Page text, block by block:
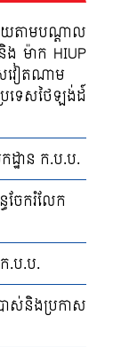
យតាមបណ្ដាល
ម៉ាក HIUP
វៀតណាម
ទេសថៃឡង់ដ៍
ដ្ឋាន ក.ប.ប.
ចែករំលែក
.ប.ប.
រាស់និងប្រកាស